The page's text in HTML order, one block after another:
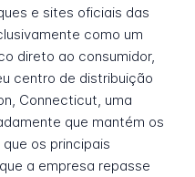
e sites oficiais das
como um
direto ao consumidor,
centro de distribuição
Connecticut, uma
que mantém os
os principais
a empresa repasse